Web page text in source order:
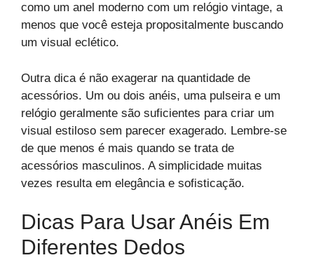
como um anel moderno com um relógio vintage, a
menos que você esteja propositalmente buscando
um visual eclético.
Outra dica é não exagerar na quantidade de
acessórios. Um ou dois anéis, uma pulseira e um
relógio geralmente são suficientes para criar um
visual estiloso sem parecer exagerado. Lembre-se
de que menos é mais quando se trata de
acessórios masculinos. A simplicidade muitas
vezes resulta em elegância e sofisticação.
Dicas Para Usar Anéis Em
Diferentes Dedos